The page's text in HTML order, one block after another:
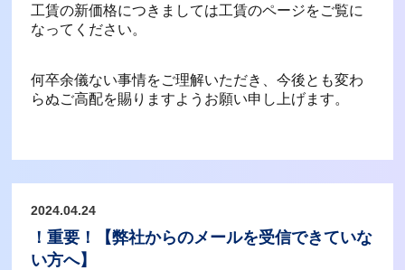
工賃の新価格につきましては工賃のページをご覧に
なってください。
何卒余儀ない事情をご理解いただき、今後とも変わ
らぬご高配を賜りますようお願い申し上げます。
2024.04.24
！重要！【弊社からのメールを受信できていな
い方へ】